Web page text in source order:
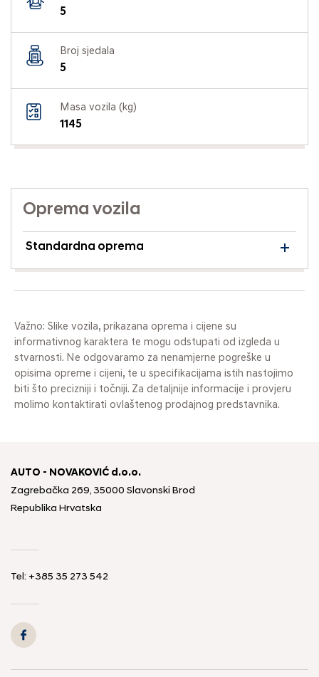
5
Broj sjedala
5
Masa vozila (kg)
1145
Oprema vozila
Standardna oprema
Važno: Slike vozila, prikazana oprema i cijene su
informativnog karaktera te mogu odstupati od izgleda u
stvarnosti. Ne odgovaramo za nenamjerne pogreške u
opisima opreme i cijeni, te u specifikacijama istih nastojimo
biti što precizniji i točniji. Za detaljnije informacije i provjeru
molimo kontaktirati ovlaštenog prodajnog predstavnika.
AUTO - NOVAKOVIĆ d.o.o.
Zagrebačka 269, 35000 Slavonski Brod
Republika Hrvatska
Tel: +385 35 273 542